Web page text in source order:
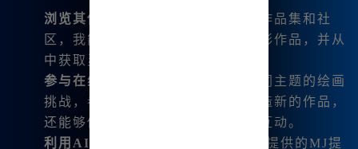
浏览其他用户的作品
：前往平台的作品集和社
区，我能够欣赏到其他创作人的精彩作品，并从
中获取灵感。
参与在线挑战
：很多社区会举办不同主题的绘画
挑战，参与其中不仅能够激励我创造新的作品，
还能够促进我与其他绘画爱好者的互动。
利用AI提词器
：Midjourney中文版提供的MJ提